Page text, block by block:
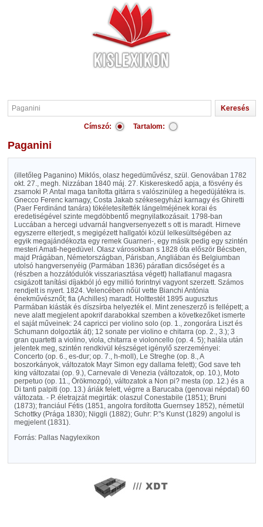
Címszó: Tartalom:
Paganini
(illetőleg Paganino) Miklós, olasz hegedüművész, szül. Genovában 1782
okt. 27., megh. Nizzában 1840 máj. 27. Kiskereskedő apja, a fösvény és
zsarnoki P. Antal maga tanította gitárra s valószinüleg a hegedüjátékra is.
Gnecco Ferenc karnagy, Costa Jakab székesegyházi karnagy és Ghiretti
(Paer Ferdinánd tanára) tökéletesítették lángelméjének korai és
eredetiségével szinte megdöbbentő megnyilatkozásait. 1798-ban
Luccában a hercegi udvarnál hangversenyezett s ott is maradt. Hirneve
egyszerre elterjedt, s megigézett hallgatói közül lelkesültségében az
egyik megajándékozta egy remek Guarneri-, egy másik pedig egy szintén
mesteri Amati-hegedüvel. Olasz városokban s 1828 óta először Bécsben,
majd Prágában, Németországban, Párisban, Angliában és Belgiumban
utolsó hangversenyéig (Parmában 1836) páratlan dicsőséget és a
(részben a hozzátódulók visszariasztása végett) hallatlanul magasra
csigázott tanítási díjakból jó egy millió forintnyi vagyont szerzett. Számos
rendjelt is nyert. 1824. Velencében nőül vette Bianchi Antónia
énekművésznőt; fia (Achilles) maradt. Holttestét 1895 augusztus
Parmában kiásták és díszsírba helyezték el. Mint zeneszerző is fellépett; a
neve alatt megjelent apokrif darabokkal szemben a következőket ismerte
el saját műveinek: 24 capricci per violino solo (op. 1., zongorára Liszt és
Schumann dolgozták át); 12 sonate per violino e chitarra (op. 2., 3.); 3
gran quartetti a violino, viola, chitarra e violoncello (op. 4. 5); halála után
jelentek meg, szintén rendkivül készséget igénylő szerzeményei:
Concerto (op. 6., es-dur; op. 7., h-moll), Le Streghe (op. 8., A
boszorkányok, változatok Mayr Simon egy dallama felett); God save teh
king változatai (op. 9.), Carnevale di Venezia (változatok, op. 10.), Moto
perpetuo (op. 11., Örökmozgó), változatok a Non pi? mesta (op. 12.) és a
Di tanti palpiti (op. 13.) áriák felett, végrre a Barucaba (genovai népdal) 60
változata. - P. életrajzát megirták: olaszul Conestabile (1851); Bruni
(1873); franciául Fétis (1851, angolra fordította Guernsey 1852), németül
Schottky (Prága 1830); Niggli (1882); Guhr: P."s Kunst (1829) angolul is
megjelent (1831).
Forrás: Pallas Nagylexikon